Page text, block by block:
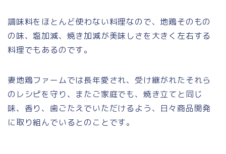
調味料をほとんど使わない料理なので、地鶏そのもの
の味、塩加減、焼き加減が美味しさを大きく左右する
料理でもあるのです。
妻地鶏ファームでは長年愛され、受け継がれたそれら
のレシピを守り、またご家庭でも、焼き立てと同じ
味、香り、歯ごたえでいただけるよう、日々商品開発
に取り組んでいるとのことです。